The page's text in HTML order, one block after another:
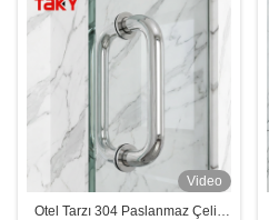
Video
Otel Tarzı 304 Paslanmaz Çelik